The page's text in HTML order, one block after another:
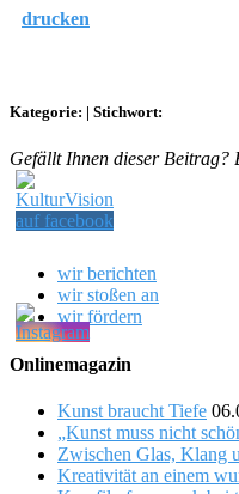
drucken
Kategorie: | Stichwort:
Gefällt Ihnen dieser Beitrag?
wir berichten
wir stoßen an
wir fördern
Onlinemagazin
Kunst braucht Tiefe
„Kunst muss nicht
Zwischen Glas, Klang
Kreativität an einem